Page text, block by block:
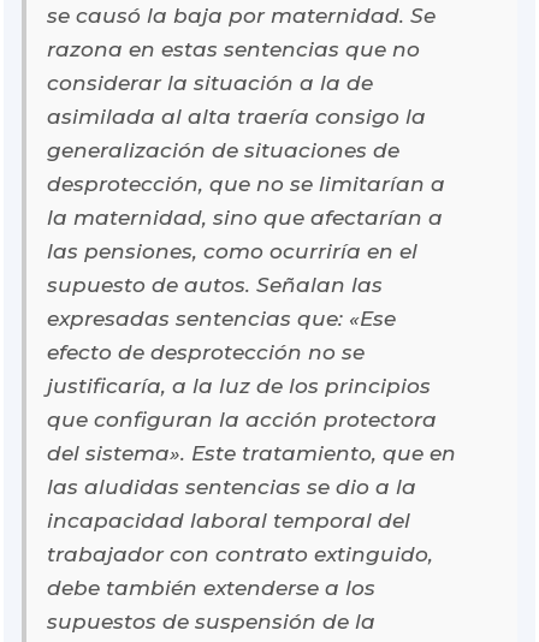
se causó la baja por maternidad. Se
razona en estas sentencias que no
considerar la situación a la de
asimilada al alta traería consigo la
generalización de situaciones de
desprotección, que no se limitarían a
la maternidad, sino que afectarían a
las pensiones, como ocurriría en el
supuesto de autos. Señalan las
expresadas sentencias que: «Ese
efecto de desprotección no se
justificaría, a la luz de los principios
que configuran la acción protectora
del sistema». Este tratamiento, que en
las aludidas sentencias se dio a la
incapacidad laboral temporal del
trabajador con contrato extinguido,
debe también extenderse a los
supuestos de suspensión de la